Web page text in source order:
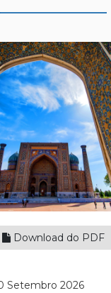
Download do PDF
Setembro 2026